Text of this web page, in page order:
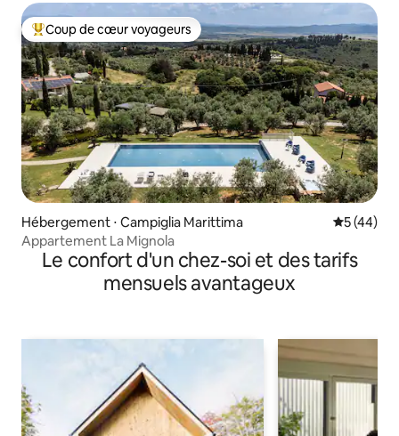
Coups de cœur voyageurs les plus appréciés
Coup de cœur voyageurs
Hébergement ⋅ Campiglia Marittima
5 (44)
Appartement La Mignola
Le confort d'un chez-soi et des tarifs
mensuels avantageux